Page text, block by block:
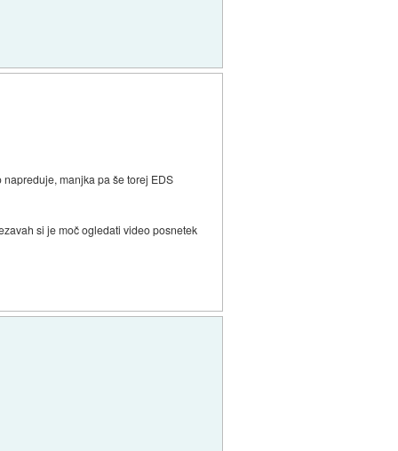
manjka pa še torej EDS
si je moč ogledati video posnetek